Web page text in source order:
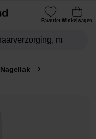
Favoriet Winkelwagen
Nagellak